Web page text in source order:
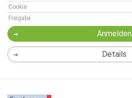
Cookie
Freigabe
Anmelden
Details